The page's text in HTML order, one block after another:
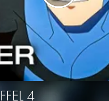
4